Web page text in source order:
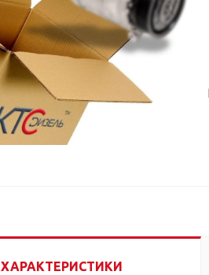
ХАРАКТЕРИСТИКИ